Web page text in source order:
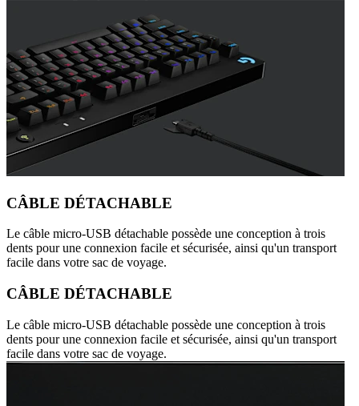
CÂBLE DÉTACHABLE
Le câble micro-USB détachable possède une conception à trois
dents pour une connexion facile et sécurisée, ainsi qu'un transport
facile dans votre sac de voyage.
CÂBLE DÉTACHABLE
Le câble micro-USB détachable possède une conception à trois
dents pour une connexion facile et sécurisée, ainsi qu'un transport
facile dans votre sac de voyage.